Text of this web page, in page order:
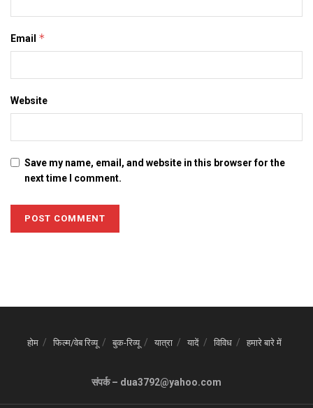
Email *
Website
Save my name, email, and website in this browser for the
next time I comment.
होम फिल्म/वेब रिव्यू बुक-रिव्यू यात्रा यादें विविध हमारे बारे में
संपर्क – dua3792@yahoo.com